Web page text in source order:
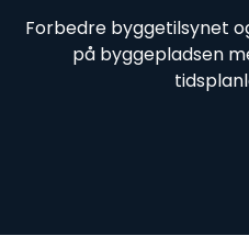
Forbedre byggetilsynet
på byggepladsen